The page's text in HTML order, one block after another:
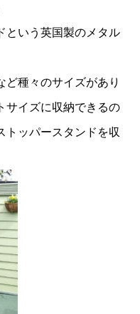
という英国製のメタル
ど種々のサイズがあり
サイズに収納できるの
トッパースタンドを収